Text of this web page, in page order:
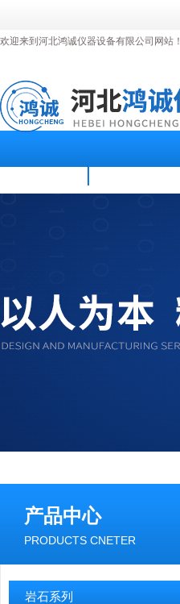
欢迎来到河北鸿诚仪器设备有限公司网站！
产品中心
PRODUCTS CNETER
岩石系列